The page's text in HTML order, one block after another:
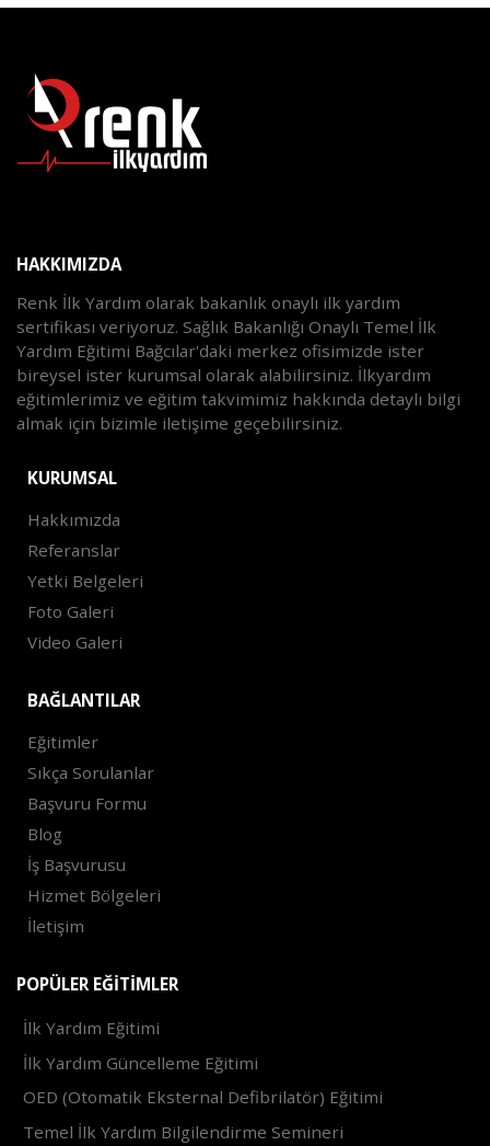
HAKKIMIZDA
Renk İlk Yardım olarak bakanlık onaylı ilk yardım
sertifikası veriyoruz. Sağlık Bakanlığı Onaylı Temel İlk
Yardım Eğitimi Bağcılar'daki merkez ofisimizde ister
bireysel ister kurumsal olarak alabilirsiniz. İlkyardım
eğitimlerimiz ve eğitim takvimimiz hakkında detaylı bilgi
almak için bizimle iletişime geçebilirsiniz.
KURUMSAL
Hakkımızda
Referanslar
Yetki Belgeleri
Foto Galeri
Video Galeri
BAĞLANTILAR
Eğitimler
Sıkça Sorulanlar
Başvuru Formu
Blog
İş Başvurusu
Hizmet Bölgeleri
İletişim
POPÜLER EĞITIMLER
İlk Yardım Eğitimi
İlk Yardım Güncelleme Eğitimi
OED (Otomatik Eksternal Defibrilatör) Eğitimi
Temel İlk Yardım Bilgilendirme Semineri